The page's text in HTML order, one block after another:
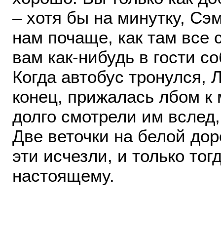
– хотя бы на минутку,
нам почаще, как там
вам как-нибудь в гости
Когда автобус тронулся,
конец, прижалась лбом
долго смотрели им
Две веточки на белой
эти исчезли, и только
настоящему.